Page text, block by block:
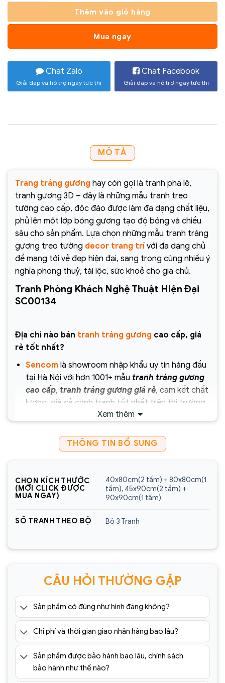
Thêm vào giỏ hàng
Mua ngay
Chat Zalo
Giải đáp và hỗ trợ ngay tức thì
Chat Facebook
Giải đáp và hỗ trợ ngay tức thì
MÔ TẢ
Trang tráng gương hay còn gọi là tranh pha lê,
tranh gương 3D – đây là những mẫu tranh treo
tường cao cấp, độc đáo được làm đa dạng chất liệu,
phủ lên một lớp bóng gương tạo độ bóng và chiều
sâu cho sản phẩm. Lựa chọn những mẫu tranh tráng
gương treo tường decor trang trí với đa dạng chủ
đề mang tới vẻ đẹp hiện đại, sang trọng cùng nhiều ý
nghĩa phong thuỷ, tài lộc, sức khoẻ cho gia chủ.
Tranh Phòng Khách Nghệ Thuật Hiện Đại
SC00134
Địa chỉ nào bán tranh tráng gương cao cấp, giá
rẻ tốt nhất?
Sencomlà showroom nhập khẩu uy tín hàng đầu
tại Hà Nội với hơn 1001+ mẫu tranh tráng gương
cao cấp, tranh tráng gương giá rẻ, cam kết chất
lượng, giá cả cạnh tranh tốt nhất trên thị trường
Chịu trách nhiệm về sản phẩm :
Website: https://sencom.vn/
60 Trần Đăng Ninh, Quang
Trung, Hà Đông, Hà Nội
giá trị trên 1.500.000đ (Bao gồm tất cả mã sản
phẩm)
Lưu ý: Đơn hàng sẽ chỉ được gửi đi sau khi có xác
nhận của tổng đài viên trong vòng 2 tiếng. Quý
khách vui lòng giữ điện thoại
=> Tham khảo thêm 1001+ mẫutranh tráng
gương cao cấp giá rẻ tại:
https://sencom.vn/category/tranh-trang-guong
Xem thêm
THÔNG TIN BỔ SUNG
CHỌN KÍCH THƯỚC
(MỚI CLICK ĐƯỢC
MUA NGAY)
40x80cm(2 tấm) + 80x80cm(1
tấm), 45x90cm(2 tấm) +
90x90cm(1 tấm)
SỐ TRANH THEO BỘ Bộ 3 Tranh
CÂU HỎI THƯỜNG GẶP
Sản phẩm có đúng như hình đăng không?
Chi phí và thời gian giao nhận hàng bao lâu?
Sản phẩm được bảo hành bao lâu, chính sách
bảo hành như thế nào?